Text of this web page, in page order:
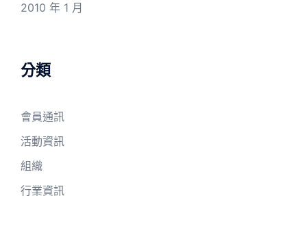
2010 年 1 月
分類
會員通訊
活動資訊
組織
行業資訊